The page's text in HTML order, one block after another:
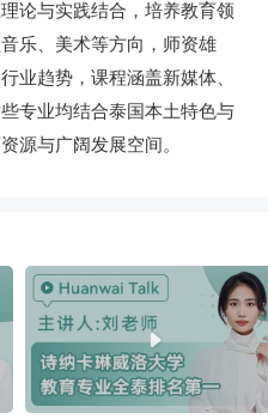
论与实践结合，培养教育领
乐、美术等方向，师资雄
业趋势，课程涵盖新媒体、
专业均结合泰国本土特色与
源与广阔发展空间。